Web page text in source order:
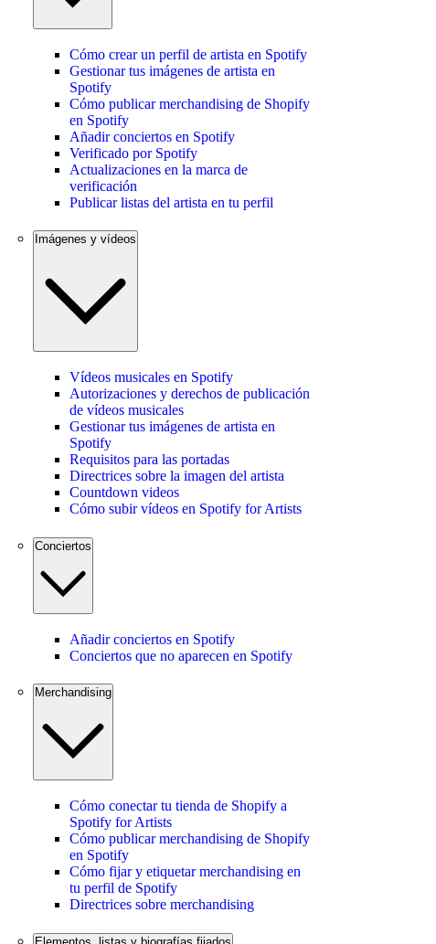
Cómo crear un perfil de artista en Spotify
Gestionar tus imágenes de artista en
Spotify
Cómo publicar merchandising de Shopify
en Spotify
Añadir conciertos en Spotify
Verificado por Spotify
Actualizaciones en la marca de
verificación
Publicar listas del artista en tu perfil
Imágenes y vídeos
Vídeos musicales en Spotify
Autorizaciones y derechos de publicación
de vídeos musicales
Gestionar tus imágenes de artista en
Spotify
Requisitos para las portadas
Directrices sobre la imagen del artista
Countdown videos
Cómo subir vídeos en Spotify for Artists
Conciertos
Añadir conciertos en Spotify
Conciertos que no aparecen en Spotify
Merchandising
Cómo conectar tu tienda de Shopify a
Spotify for Artists
Cómo publicar merchandising de Shopify
en Spotify
Cómo fijar y etiquetar merchandising en
tu perfil de Spotify
Directrices sobre merchandising